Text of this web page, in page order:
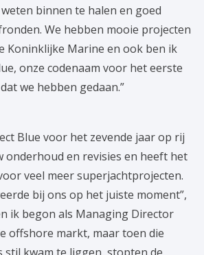
binnen te halen en goed
We hebben mooie projecten
Koninklijke Marine en ook ben ik
onze codenaam voor het eerste
we hebben gedaan.”
Blue voor het zevende jaar op rij
onderhoud en revisies en heeft het
veel meer superjachtprojecten.
bij ons op het juiste moment”,
ik begon als Managing Director
offshore markt, maar toen die